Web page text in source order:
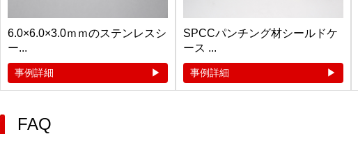
6.0×6.0×3.0ｍｍのステンレスシ
ー...
事例詳細
SPCCパンチング材シールドケ
ース ...
事例詳細
FAQ